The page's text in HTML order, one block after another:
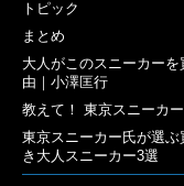
トピック
まとめ
大人がこのスニーカーを
由｜小澤匡行
教えて！ 東京スニーカ
東京スニーカー氏が選ぶ
き大人スニーカー3選